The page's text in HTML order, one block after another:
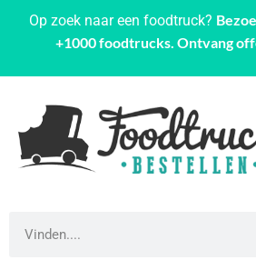
Op zoek naar een foodtruck?
+1000 foodtrucks. Ontvang